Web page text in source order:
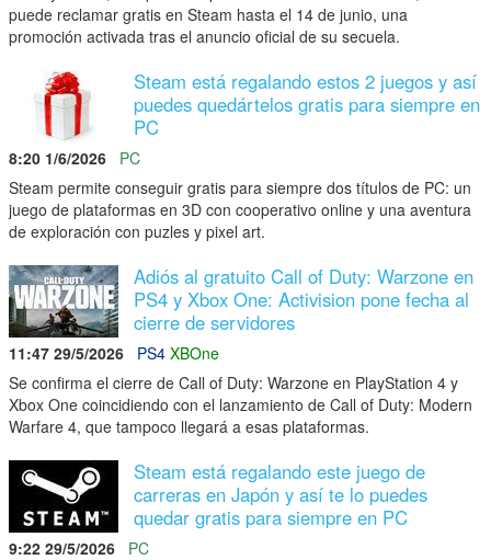
puede reclamar gratis en Steam hasta el 14 de junio, una
promoción activada tras el anuncio oficial de su secuela.
Steam está regalando estos 2 juegos y así
puedes quedártelos gratis para siempre en
PC
8:20 1/6/2026
PC
Steam permite conseguir gratis para siempre dos títulos de PC: un
juego de plataformas en 3D con cooperativo online y una aventura
de exploración con puzles y pixel art.
Adiós al gratuito Call of Duty: Warzone en
PS4 y Xbox One: Activision pone fecha al
cierre de servidores
11:47 29/5/2026 PS4 XBOne
Se confirma el cierre de Call of Duty: Warzone en PlayStation 4 y
Xbox One coincidiendo con el lanzamiento de Call of Duty: Modern
Warfare 4, que tampoco llegará a esas plataformas.
Steam está regalando este juego de
carreras en Japón y así te lo puedes
quedar gratis para siempre en PC
9:22 29/5/2026
PC